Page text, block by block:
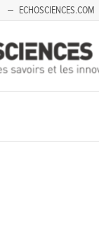
ECHOSCIENCES.COM